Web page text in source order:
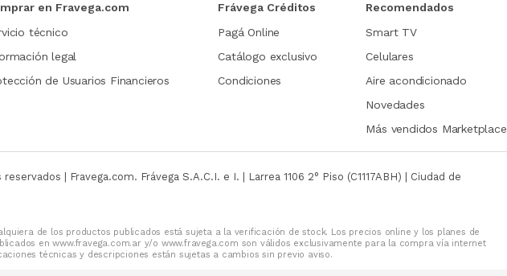
en Fravega.com
técnico
legal
de Usuarios Financieros
Frávega Créditos
Pagá Online
Catálogo exclusivo
Condiciones
Recomendados
Smart TV
Celulares
Aire acondicionado
Novedades
Más vendidos Marketplace
reservados | Fravega.com. Frávega S.A.C.I. e I. | Larrea 1106 2° Piso (C1117ABH) | Ciudad de
de los productos publicados está sujeta a la verificación de stock. Los precios online y los planes de
en www.fravega.com.ar y/o www.fravega.com son válidos exclusivamente para la compra vía internet
técnicas y descripciones están sujetas a cambios sin previo aviso.